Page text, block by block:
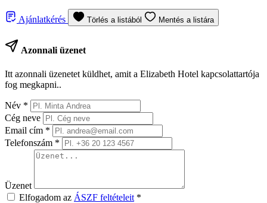
Ajánlatkérés Törlés a listából Mentés a listára
Azonnali üzenet
Itt azonnali üzenetet küldhet, amit a Elizabeth Hotel kapcsolattartója
fog megkapni..
Név *
Cég neve
Email cím *
Telefonszám *
Üzenet
Elfogadom az ÁSZF feltételeit *